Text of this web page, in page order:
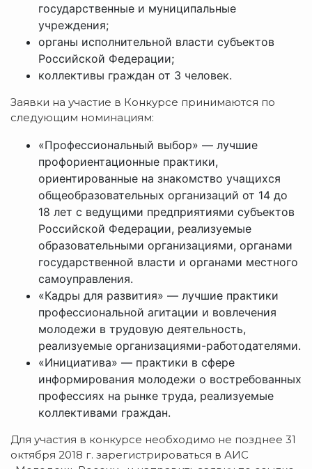
государственные и муниципальные
учреждения;
органы исполнительной власти субъектов
Российской Федерации;
коллективы граждан от 3 человек.
Заявки на участие в Конкурсе принимаются по
следующим номинациям:
«Профессиональный выбор» — лучшие
профориентационные практики,
ориентированные на знакомство учащихся
общеобразовательных организаций от 14 до
18 лет с ведущими предприятиями субъектов
Российской Федерации, реализуемые
образовательными организациями, органами
государственной власти и органами местного
самоуправления.
«Кадры для развития» — лучшие практики
профессиональной агитации и вовлечения
молодежи в трудовую деятельность,
реализуемые организациями-работодателями.
«Инициатива» — практики в сфере
информирования молодежи о востребованных
профессиях на рынке труда, реализуемые
коллективами граждан.
Для участия в конкурсе необходимо не позднее 31
октября 2018 г. зарегистрироваться в АИС